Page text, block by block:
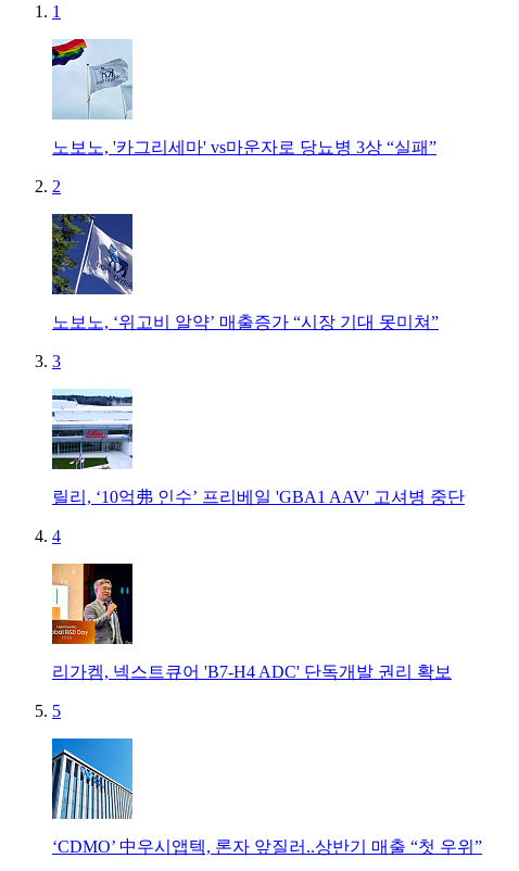
1
노보노, '카그리세마' vs마운자로 당뇨병 3상 “실패”
2
노보노, ‘위고비 알약’ 매출증가 “시장 기대 못미쳐”
3
릴리, ‘10억弗 인수’ 프리베일 'GBA1 AAV' 고셔병 중단
4
리가켐, 넥스트큐어 'B7-H4 ADC' 단독개발 권리 확보
5
‘CDMO’ 中우시앱텍, 론자 앞질러..상반기 매출 “첫 우위”